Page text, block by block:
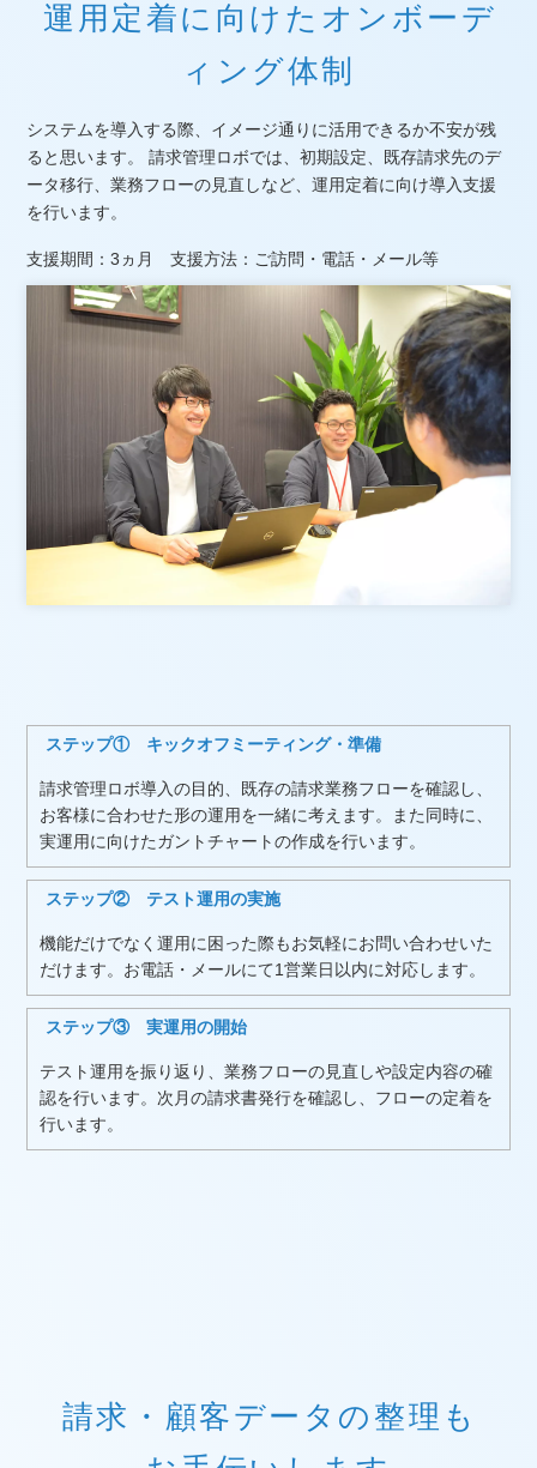
運用定着に向けたオンボーデ
ィング体制
システムを導入する際、イメージ通りに活用できるか不安が残
ると思います。 請求管理ロボでは、初期設定、既存請求先のデ
ータ移行、業務フローの見直しなど、運用定着に向け導入支援
を行います。
支援期間：3ヵ月 支援方法：ご訪問・電話・メール等
ステップ① キックオフミーティング・準備
請求管理ロボ導入の目的、既存の請求業務フローを確認し、
お客様に合わせた形の運用を一緒に考えます。また同時に、
実運用に向けたガントチャートの作成を行います。
ステップ② テスト運用の実施
機能だけでなく運用に困った際もお気軽にお問い合わせいた
だけます。お電話・メールにて1営業日以内に対応します。
ステップ③ 実運用の開始
テスト運用を振り返り、業務フローの見直しや設定内容の確
認を行います。次月の請求書発行を確認し、フローの定着を
行います。
請求・顧客データの整理も